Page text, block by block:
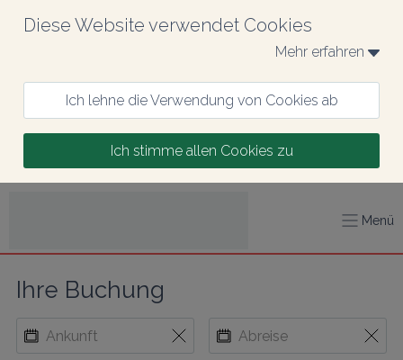
Diese Website verwendet Cookies
Mehr erfahren
Ich lehne die Verwendung von Cookies ab
Ich stimme allen Cookies zu
Menü
Ihre Buchung